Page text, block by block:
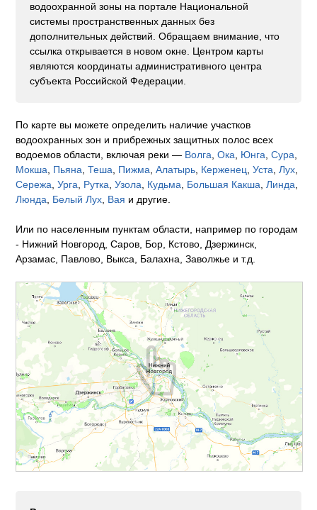
водоохранной зоны на портале Национальной
системы пространственных данных без
дополнительных действий. Обращаем внимание, что
ссылка открывается в новом окне. Центром карты
являются координаты административного центра
субъекта Российской Федерации.
По карте вы можете определить наличие участков
водоохранных зон и прибрежных защитных полос всех
водоемов области, включая реки — Волга ,Ока Юнга ,Сура
Мокша
Пьяна ,Теша Пижма ,Алатырь Керженец ,Уста ,Лух
Сережа ,Урга Рутка ,Узола Кудьма Большая Какша ,Линда
Люнда
Белый Лух Вая и другие.
Или по населенным пунктам области, например по городам
- Нижний Новгород, Саров, Бор, Кстово, Дзержинск,
Арзамас, Павлово, Выкса, Балахна, Заволжье и т.д.